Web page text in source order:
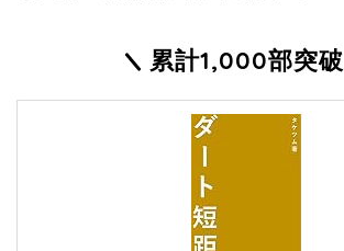
累計1,000部突破